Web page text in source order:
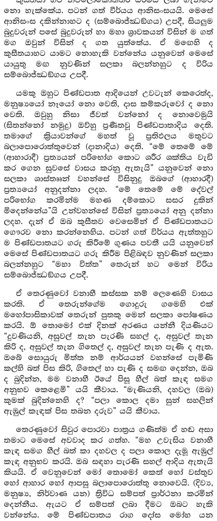
නො හැක්කේය. පටන් ගත් වීර්යය ආනිසංසයයි. මෙසේ
ආනිසංස දකින්නාහට ද (සම්බොජ්ඣඞ්ගය) උපදී, සියලුම
බුදුවරුන් පසේ බුදුවරුන් හා මහා ශ්‍රාවකයන් විසින් ම ගත්
මග ඔවුන් විසින් ද ගත යුත්තේය. ඒ මඟෙහි ද
කුසීතයාහට යාමට නොහැකි වන්නේය යනුවෙන් මෙසේ
යායුතු මඟ නුවණින් සලකා බලන්නහුට ද විරිය
සම්බොජ්ඣඞ්ගය උපදී.
යමකු ඔහුට පිණ්ඩපාත ආදියෙන් උවටැන් කෙරෙත්ද,
මනුෂ්‍යයෝ නෑයෝ නො වෙති, දාස කම්කරුවෝ ද නො
වෙති. ඔවුහු නිසා ජීවත් වන්නෝ ද නොවෙමුයි
(සිතන්නෝ නමුදු) ඔව්හු ප්‍රණීතවූ පිණ්ඩපාතාදිය දෙති.
තමාගේ ක්‍රියාවන්ගේ මහත් වූ ප්‍රතිඵලය මතුවට
බලාපොරොත්තුවෙන් (දානාදිය) දෙති. “මේ තෙමේ මේ
(ආහාරාදී) ප්‍රත්‍යයන් පරිභෝග කොට ශරීර ශක්තිය වැඩි
කර ගෙන සුවසේ වාසය කරනු ඇතැයි” යනුවෙන් නො
සලකා ශාස්තෲන් වහන්සේ විසිනුදු ඔබගේ (ආහාරදී)
ප්‍රත්‍යයෝ අනුදන්නා ලදහ. “මේ තෙමේ මේ දේවල්
පරිභෝග කරමින්ම මහණ දම්කොට සසර දුකින්
මිදෙන්නේය”යි උන්වහන්සේ විසින් ප්‍රත්‍යයෝ අනු දන්නා
ලදහ. දැන් ඒ ඔබ කුසීතව වෙසෙමින් ඒ පිණ්ඩපාතයට
ගෞරව නො කරන්නෙහිය. පටන් ගත් විර්යය ඇත්තහුට
ම පිණ්ඩපාතයට ගරු කිරීමේ ගුණය පවතී යයි යනුවෙන්
මෙසේ පිණ්ඩපාතයට ගරු කිරීම පිළිබඳව නුවණින් සලකා
බලන්නහුට “මහා විත්ත” තෙරුන් හට මෙන් විරිය
සම්බොජ්ඣඞ්ගය උපදී.
ඒ තෙරණුවෝ වනාහී කස්සක නම් ලෙණෙහි වාසය
කරති. ඒ තෙරුන්ගේම ගොදුරු ගමෙහි එක්
මහෝපාසිකාවක් තෙරුන් පුතකු මෙන් සලකා පෝෂණය
කරයි. ඕ තොමෝ එක් දිනක් අරණය යන්නී දියණියට
“දුවණියනි, අසුවල් තැන පැරණි සහල් ද, අසුවල් තැන
කිරි ද, අසුවල් තැන ගිතෙල් ද, අසුවල් තැන පැණි ද ඇත.
ඔබේ සොයුරු මිත්ත නම් ආර්යයන් වහන්සේ පැමිණි
කල්හි බත් පිස කිරි, ගිතෙල් හා පැණි ද සමඟ දෙන්න, ඔබ
ද බුදින්න, මම වනාහී ඊයේ පිසූ හීල් බත් කැඳ සමග
අනුභව කෙළෙමි” යයි කීවාය. “මැණියනි, දහවල (ඔබ)
කුමක් බුදින්නෙහි ද? “පලා කොල දමා සුන් සහලින්
ඇඹුල් කැඳක් පිස තබන දරුව” යයි කීවාය.
තෙරණුවෝ සිවුර පොරවා පාත්‍රය ගණිත්ම ඒ හඬ අසා
තමාට මෙසේ අවවාද කර ගත්හ. “මහ උවැසිය වනාහී
කැඳ සමග හීල් බත් කා දහවල ද පලා කොල දැමූ ඇඹුල්
කැඳ අනුභව කරයි. ඔබ සඳහා පැරණි සහල් ආදිය ඇතැයි
කියයි. ඒ වෙනුවෙන් මෝ තොමෝ කෙත් හෝ වස්තුව
හෝ ආහාර හෝ ආපසු බලාපොරොත්තු නොවෙයි. (දිව්‍ය,
මනුෂ්‍ය, නිර්වාණ යන) ත්‍රිවිධ සම්පත් ප්‍රාර්ථනා කරමින්
දෙන්නීය. ඇයට ඒ සම්පත් ලබා දීමට ඔබට හැකි
වන්නේය. මේ පිණ්ඩපාතය රාග දෝස මෝහ යන